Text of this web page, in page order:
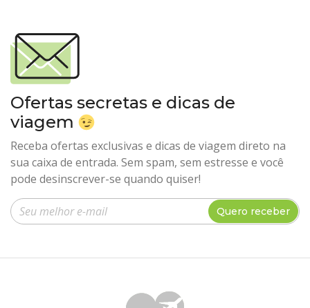
Ofertas secretas e dicas de
viagem
Receba ofertas exclusivas e dicas de viagem direto na
sua caixa de entrada. Sem spam, sem estresse e você
pode desinscrever-se quando quiser!
Insira seu e-mail
Quero receber